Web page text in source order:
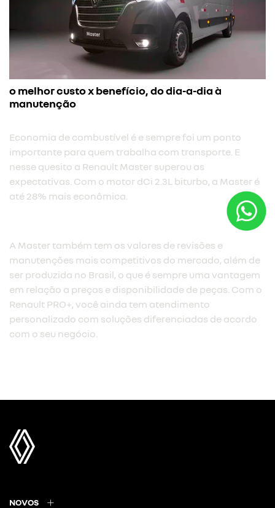
o melhor custo x benefício, do dia-a-dia à
manutenção
Economia de combustível é e sempre foi um ponto
importante para quem trabalha com transporte. E
nesse quesito a Renault Master superou as
expectativas. Com o motor dCi 2.3L biturbo, a Master é
até 28% mais econômica.​
A Master também tem os valores de revisões e
manutenções mais competitivos do mercado, além de
ser produzida no Brasil, o que é sempre uma vantagem
em relação a preços e disponibilidade de peças. Com o
Renault PRO+, você ainda tem atendimento
personalizado com soluções diferenciadas de acordo
com o seu negócio.
NOVOS